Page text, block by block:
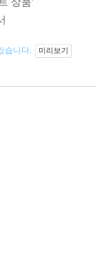
습니다. 미리보기